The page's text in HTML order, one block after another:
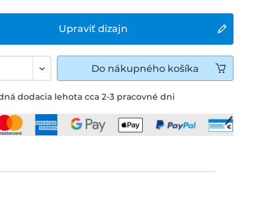
dodacia lehota cca 2-3 pracovné dni
Upraviť dizajn
Do nákupného košíka